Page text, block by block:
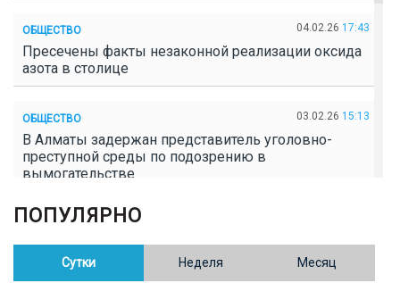
ОБЩЕСТВО 04.02.26 17:43
Пресечены факты незаконной реализации оксида
азота в столице
ОБЩЕСТВО 03.02.26 15:13
В Алматы задержан представитель уголовно-
преступной среды по подозрению в
вымогательстве
ОБЩЕСТВО
Полицейские пресекли незаконное выращивание
конопли в Таразе
ПОПУЛЯРНО
Сутки Неделя Месяц